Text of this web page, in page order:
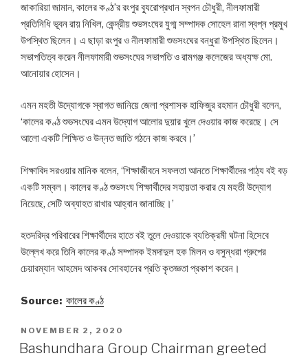
জাকারিয়া জামান, কালের কণ্ঠ’র রংপুর ব্যুরোপ্রধান স্বপন চৌধুরী, নীলফামারী
প্রতিনিধি ভূবন রায় নিখিল, কেন্দ্রীয় শুভসংঘের যুগ্ম সম্পাদক সোহেল রানা স্বপ্ন প্রমুখ
উপস্থিত ছিলেন। এ ছাড়া রংপুর ও নীলফামারী শুভসংঘের বন্ধুরা উপস্থিত ছিলেন।
সভাপতিত্ব করেন নীলফামারী শুভসংঘের সভাপতি ও রামগঞ্জ কলেজের অধ্যক্ষ মো.
আনোয়ার হোসেন।
এমন মহতী উদ্যোগকে স্বাগত জানিয়ে জেলা প্রশাসক হাফিজুর রহমান চৌধুরী বলেন,
‘কালের কণ্ঠ শুভসংঘের এমন উদ্যোগ আলোর দুয়ার খুলে দেওয়ার কাজ করেছে। সে
আলো একটি শিক্ষিত ও উন্নত জাতি গঠনে কাজ করবে।’
শিক্ষাবিদ সরওয়ার মানিক বলেন, ‘শিক্ষাজীবনে সফলতা আনতে শিক্ষার্থীদের পাঠ্য বই বড়
একটি সম্বল। কালের কণ্ঠ শুভসংঘ শিক্ষার্থীদের সহায়তা করার যে মহতী উদ্যোগ
নিয়েছে, সেটি অব্যাহত রাখার আহ্বান জানাচ্ছি।’
হতদরিদ্র পরিবারের শিক্ষার্থীদের হাতে বই তুলে দেওয়াকে ব্যতিক্রমী ঘটনা হিসেবে
উল্লেখ করে তিনি কালের কণ্ঠ সম্পাদক ইমদাদুল হক মিলন ও বসুন্ধরা গ্রুপের
চেয়ারম্যান আহমেদ আকবর সোবহানের প্রতি কৃতজ্ঞতা প্রকাশ করেন।
Source: কালের কণ্ঠ
POSTED
ON
NOVEMBER 2, 2020
Bashundhara Group Chairman greeted